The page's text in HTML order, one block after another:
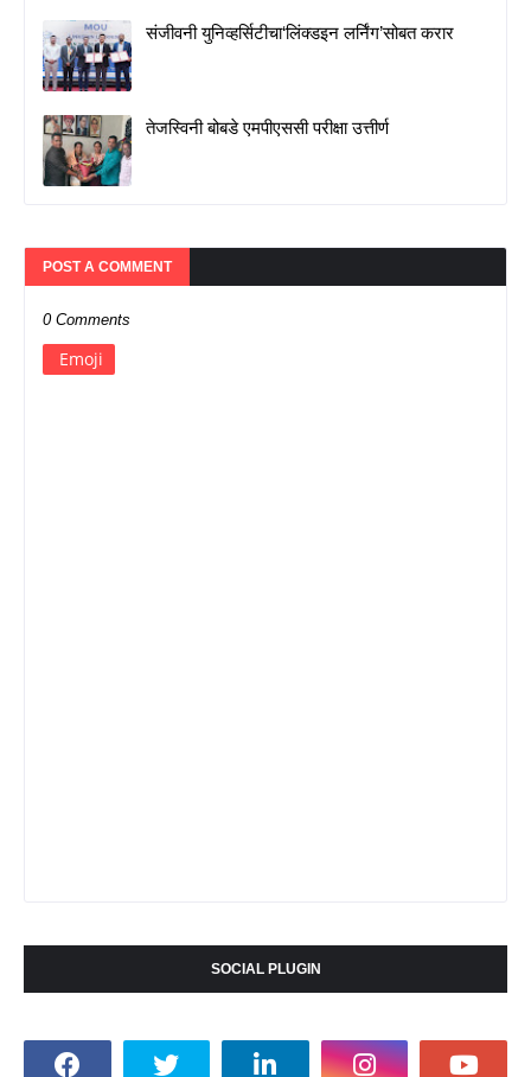
संजीवनी युनिव्हर्सिटीचा‘लिंक्डइन लर्निंग’सोबत करार
तेजस्विनी बोबडे एमपीएससी परीक्षा उत्तीर्ण
POST A COMMENT
0 Comments
Emoji
SOCIAL PLUGIN